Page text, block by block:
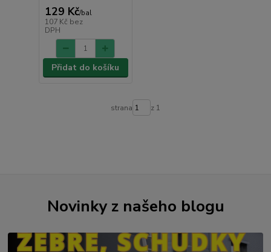
129 Kč/bal
107 Kč bez
DPH
Přidat do košíku
strana z 1
Novinky z našeho blogu